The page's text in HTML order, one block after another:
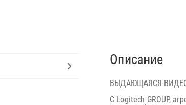
Описание
ВЫДАЮЩАЯСЯ
С Logitech GROUP,